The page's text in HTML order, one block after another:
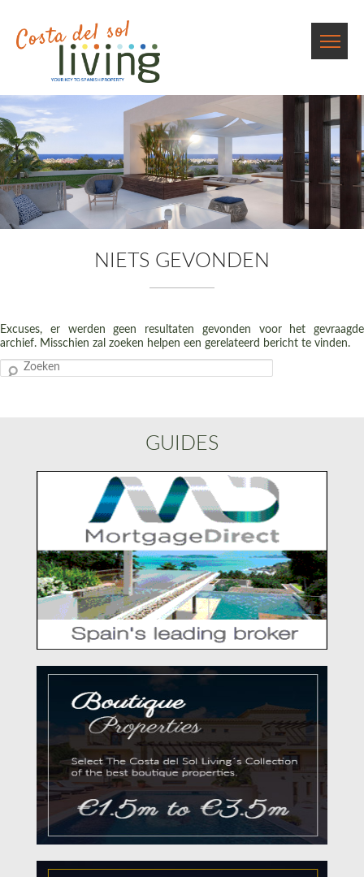
NIETS GEVONDEN
Excuses, er werden geen resultaten gevonden voor het gevraagde
archief. Misschien zal zoeken helpen een gerelateerd bericht te vinden.
Zoeken
GUIDES